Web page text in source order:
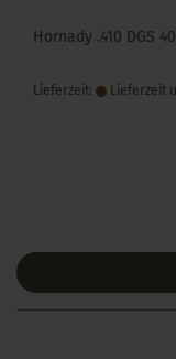
Hornady .410 DGS
Lieferzeit: Lieferzeit